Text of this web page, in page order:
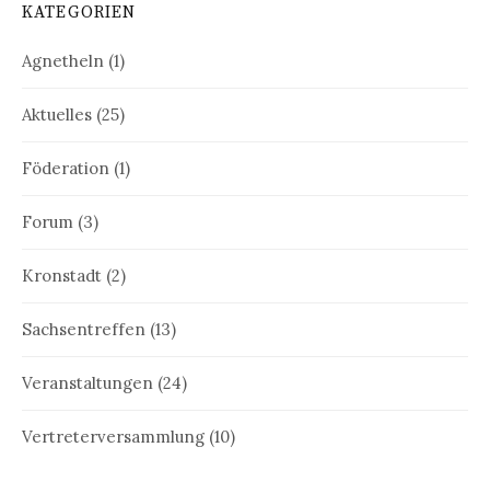
KATEGORIEN
Agnetheln (1)
Aktuelles (25)
Föderation (1)
Forum (3)
Kronstadt (2)
Sachsentreffen (13)
Veranstaltungen (24)
Vertreterversammlung (10)